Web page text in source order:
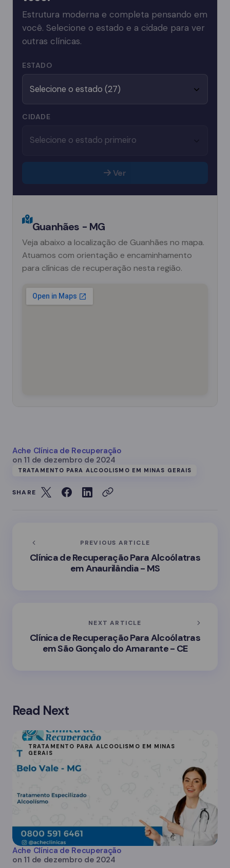
Estrutura moderna e completa pensando em
você. Selecione o estado e a cidade para ver
outras clínicas.
ESTADO
CIDADE
Ver
Guanhães - MG
Veja abaixo a localização de Guanhães no mapa.
Atuamos com orientação e encaminhamento
para clínicas de recuperação nesta região.
Ache Clínica de Recuperação
on 11 de dezembro de 2024
TRATAMENTO PARA ALCOOLISMO EM MINAS GERAIS
SHARE
PREVIOUS ARTICLE
Clínica de Recuperação Para Alcoólatras
em Anaurilândia - MS
NEXT ARTICLE
Clínica de Recuperação Para Alcoólatras
em São Gonçalo do Amarante - CE
Read Next
TRATAMENTO PARA ALCOOLISMO EM MINAS
GERAIS
Ache Clínica de Recuperação
on 11 de dezembro de 2024